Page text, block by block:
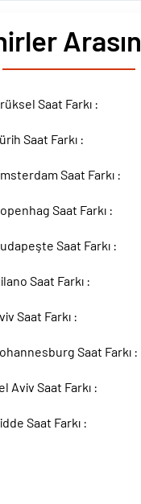
Saat Farkı :
Saat Farkı :
Saat Farkı :
Saat Farkı :
Saat Farkı :
Saat Farkı :
Saat Farkı :
Saat Farkı :
Aviv Saat Farkı :
Saat Farkı :